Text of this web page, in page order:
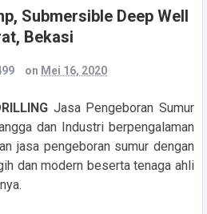
Submersible Deep Well
Bekasi
on Mei 16, 2020
Jasa Pengeboran Sumur
dan Industri berpengalaman
jasa pengeboran sumur dengan
dan modern beserta tenaga ahli